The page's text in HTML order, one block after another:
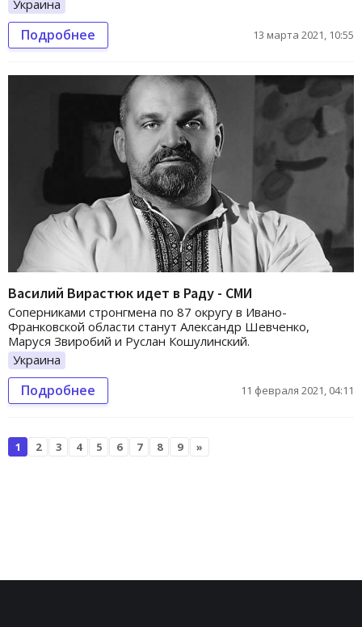
Украина
Подробнее 13 марта 2021, 10:55
Василий Вирастюк идет в Раду - СМИ
Соперниками стронгмена по 87 округу в Ивано-
Франковской области станут Александр Шевченко,
Маруся Звиробий и Руслан Кошулинский.
Украина
Подробнее 11 февраля 2021, 04:11
1 2 3 4 5 6 7 8 9 »